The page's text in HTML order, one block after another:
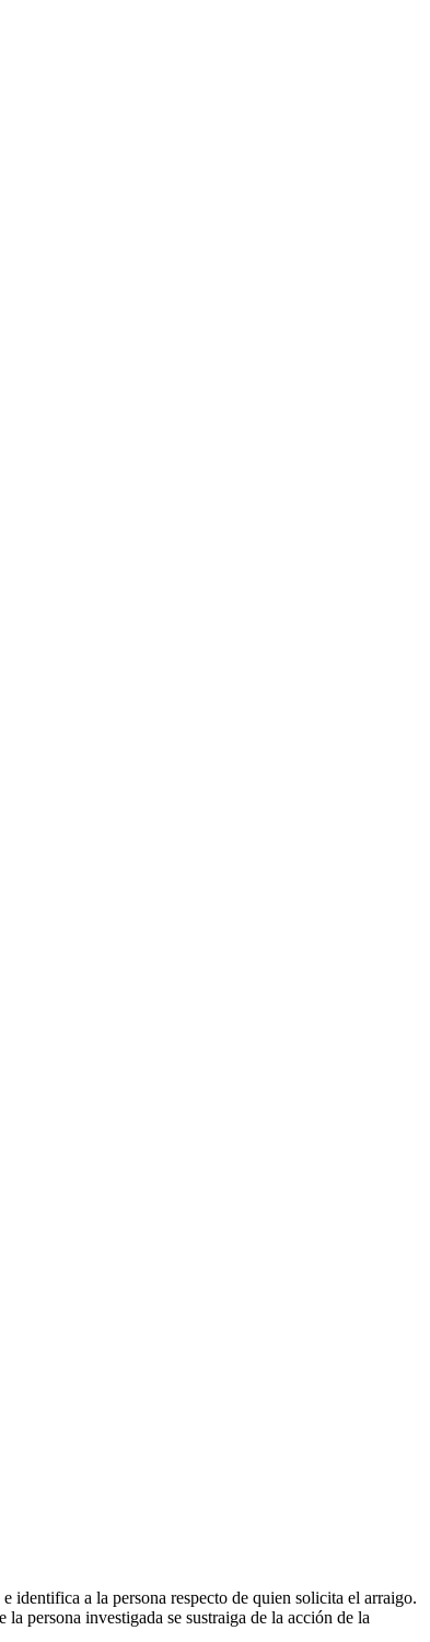
identifica a la persona respecto de quien solicita el arraigo.
persona investigada se sustraiga de la acción de la